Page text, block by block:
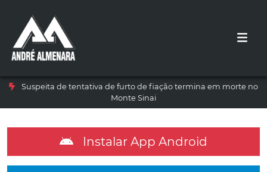
Suspeita de tentativa de furto de fiação termina em morte no
Monte Sinai
Instalar App Android